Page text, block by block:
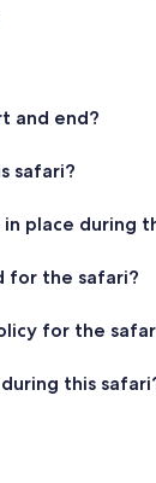
hôtel ou à
and end?
safari?
place during
for the safari?
for the
this